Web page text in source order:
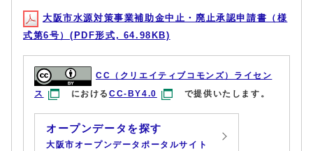
大阪市水源対策事業補助金中止・廃止承認申請書（様
式第6号）(PDF形式, 64.98KB)
CC（クリエイティブコモンズ）ライセン
ス
におけるCC-BY4.0 で提供いたします。
オープンデータを探す
大阪市オープンデータポータルサイト